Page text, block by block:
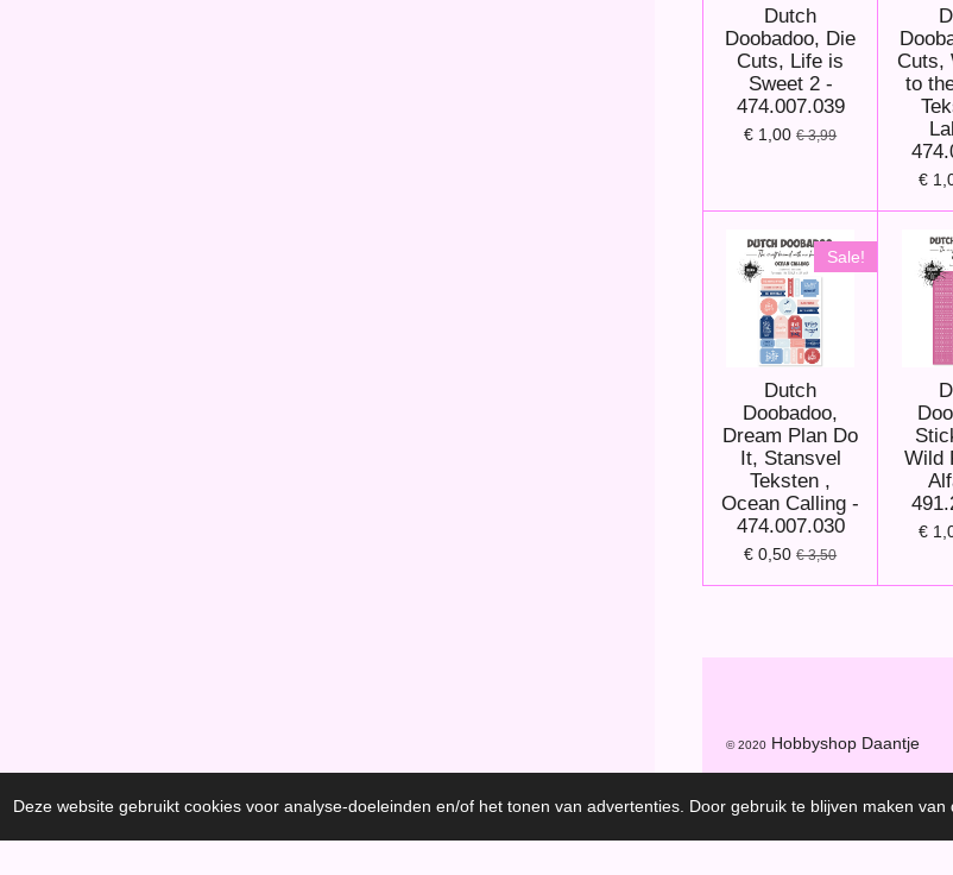
Deze website gebruikt cookies voor analyse-doeleinden en/of het tonen van advertenties. Door gebruik te blijven maken
Dutch
Doobadoo, Die
Cuts, Life is
Sweet 2 -
474.007.039
€ 1,00 € 3,99
Cuts,
to
€
Sale!
Dutch
Doobadoo,
Dream Plan Do
It, Stansvel
Teksten ,
Ocean Calling -
474.007.030
€ 0,50 € 3,50
Wild
€
© 2020 Hobbyshop Daantje